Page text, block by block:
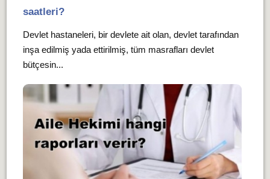
saatleri?
Devlet hastaneleri, bir devlete ait olan, devlet tarafından
inşa edilmiş yada ettirilmiş, tüm masrafları devlet
bütçesin...